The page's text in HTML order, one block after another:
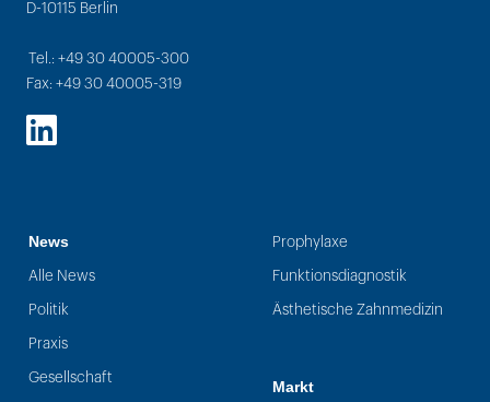
D-10115 Berlin
Tel.: +49 30 40005-300
Fax: +49 30 40005-319
LinkedIn
News
Alle News
Politik
Praxis
Gesellschaft
Prophylaxe
Funktionsdiagnostik
Ästhetische Zahnmedizin
Markt